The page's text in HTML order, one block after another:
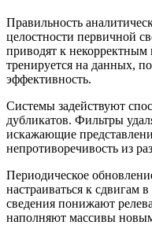
Правильность
целостности первичной
приводят к
тренируется на данных,
эффективность.
Системы задействуют
дубликатов. Фильтры
искажающие
непротиворечивость из
Периодическое
настраиваться к сдвигам
сведения понижают
наполняют массивы